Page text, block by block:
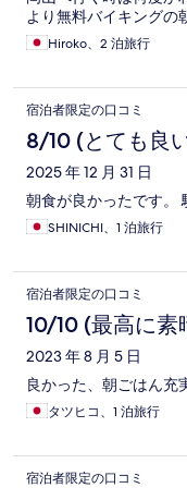
より無料バイキングの
Hiroko、2 泊旅行
宿泊者限定の口コミ
8/10 (とても良
2025 年 12 月 31 日
朝食が良かったです。
SHINICHI、1 泊旅行
宿泊者限定の口コミ
10/10 (最高に素
2023 年 8 月 5 日
良かった、朝ごはん充
タツヒコ、1 泊旅行
宿泊者限定の口コミ